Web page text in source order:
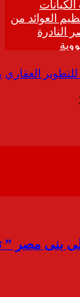
للتطوير العقاري
بنى مصر